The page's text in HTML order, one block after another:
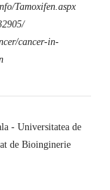
Tamoxifen.aspx
cancer-in-
- Universitatea de
de Bioinginerie